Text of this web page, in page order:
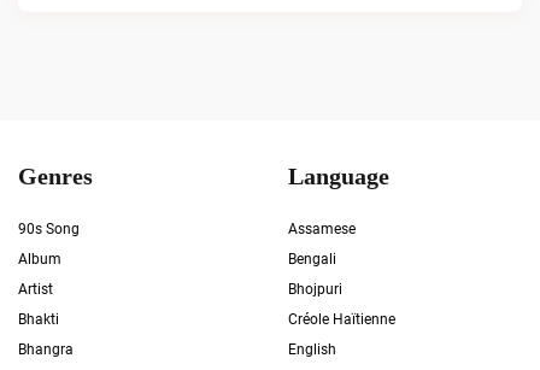
Genres
90s Song
Album
Artist
Bhakti
Bhangra
Language
Assamese
Bengali
Bhojpuri
Créole Haïtienne
English